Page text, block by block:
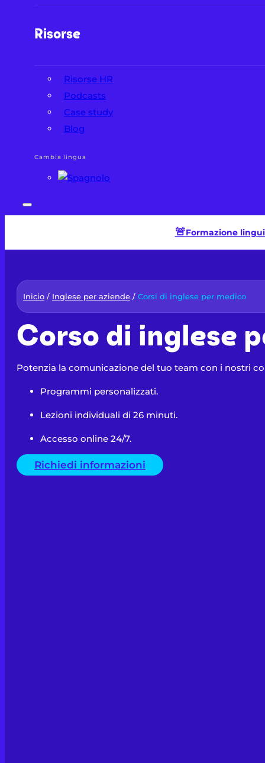
Risorse
Risorse HR
Podcasts
Case study
Blog
Cambia lingua
🚨​Formazione
Inicio / Inglese per aziende / Corsi di inglese per medico
Corso di inglese
Potenzia la comunicazione del tuo team con i nostri
Programmi personalizzati.
Lezioni individuali di 26 minuti.
Accesso online 24/7.
Richiedi informazioni